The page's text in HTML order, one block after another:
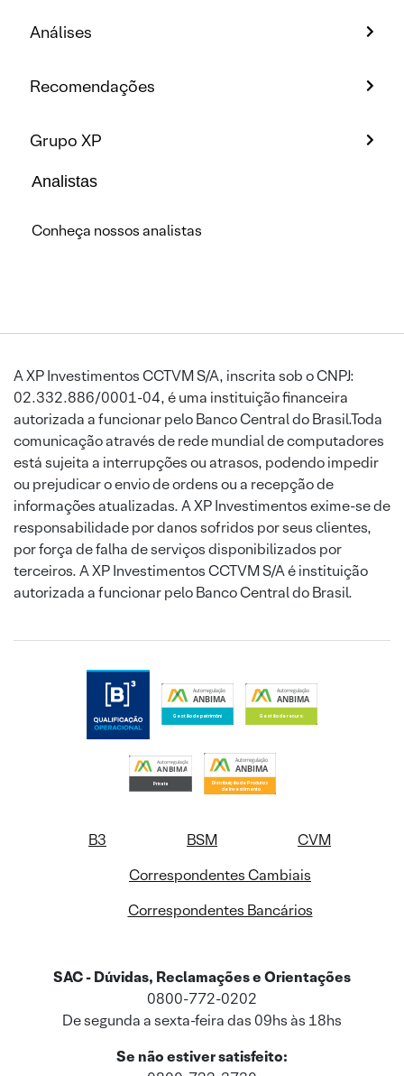
Análises
Recomendações
Grupo XP
Analistas
Conheça nossos analistas
A XP Investimentos CCTVM S/A, inscrita sob o CNPJ:
02.332.886/0001-04, é uma instituição financeira
autorizada a funcionar pelo Banco Central do Brasil.Toda
comunicação através de rede mundial de computadores
está sujeita a interrupções ou atrasos, podendo impedir
ou prejudicar o envio de ordens ou a recepção de
informações atualizadas. A XP Investimentos exime-se de
responsabilidade por danos sofridos por seus clientes,
por força de falha de serviços disponibilizados por
terceiros. A XP Investimentos CCTVM S/A é instituição
autorizada a funcionar pelo Banco Central do Brasil.
B3 BSM
CVM
Correspondentes Cambiais
Correspondentes Bancários
SAC - Dúvidas, Reclamações e Orientações
0800-772-0202
De segunda a sexta-feira das 09hs às 18hs
Se não estiver satisfeito: